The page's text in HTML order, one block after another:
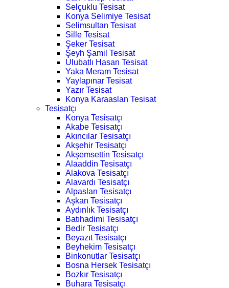
Selçuklu Tesisat
Konya Selimiye Tesisat
Selimsultan Tesisat
Sille Tesisat
Şeker Tesisat
Şeyh Şamil Tesisat
Ulubatlı Hasan Tesisat
Yaka Meram Tesisat
Yaylapınar Tesisat
Yazır Tesisat
Konya Karaaslan Tesisat
Tesisatçı
Konya Tesisatçı
Akabe Tesisatçı
Akıncılar Tesisatçı
Akşehir Tesisatçı
Akşemsettin Tesisatçı
Alaaddin Tesisatçı
Alakova Tesisatçı
Alavardı Tesisatçı
Alpaslan Tesisatçı
Aşkan Tesisatçı
Aydınlık Tesisatçı
Batıhadimi Tesisatçı
Bedir Tesisatçı
Beyazıt Tesisatçı
Beyhekim Tesisatçı
Binkonutlar Tesisatçı
Bosna Hersek Tesisatçı
Bozkır Tesisatçı
Buhara Tesisatçı